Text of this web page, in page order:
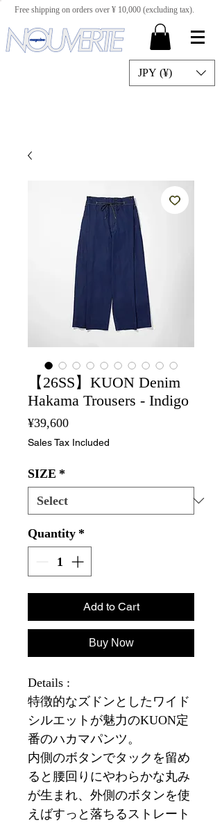
Free shipping on orders over ¥ 10,000 (excluding tax).
JPY (¥)
【26SS】KUON Denim
Hakama Trousers - Indigo
¥39,600Price
Sales Tax Included
SIZE *
Quantity *
Add to Cart
Buy Now
Details :
特徴的なズドンとしたワイド
シルエットが魅力のKUON定
番のハカマパンツ。
内側のボタンでタックを留め
ると腰回りにやわらかな丸み
が生まれ、外側のボタンを使
えばすっと落ちるストレート